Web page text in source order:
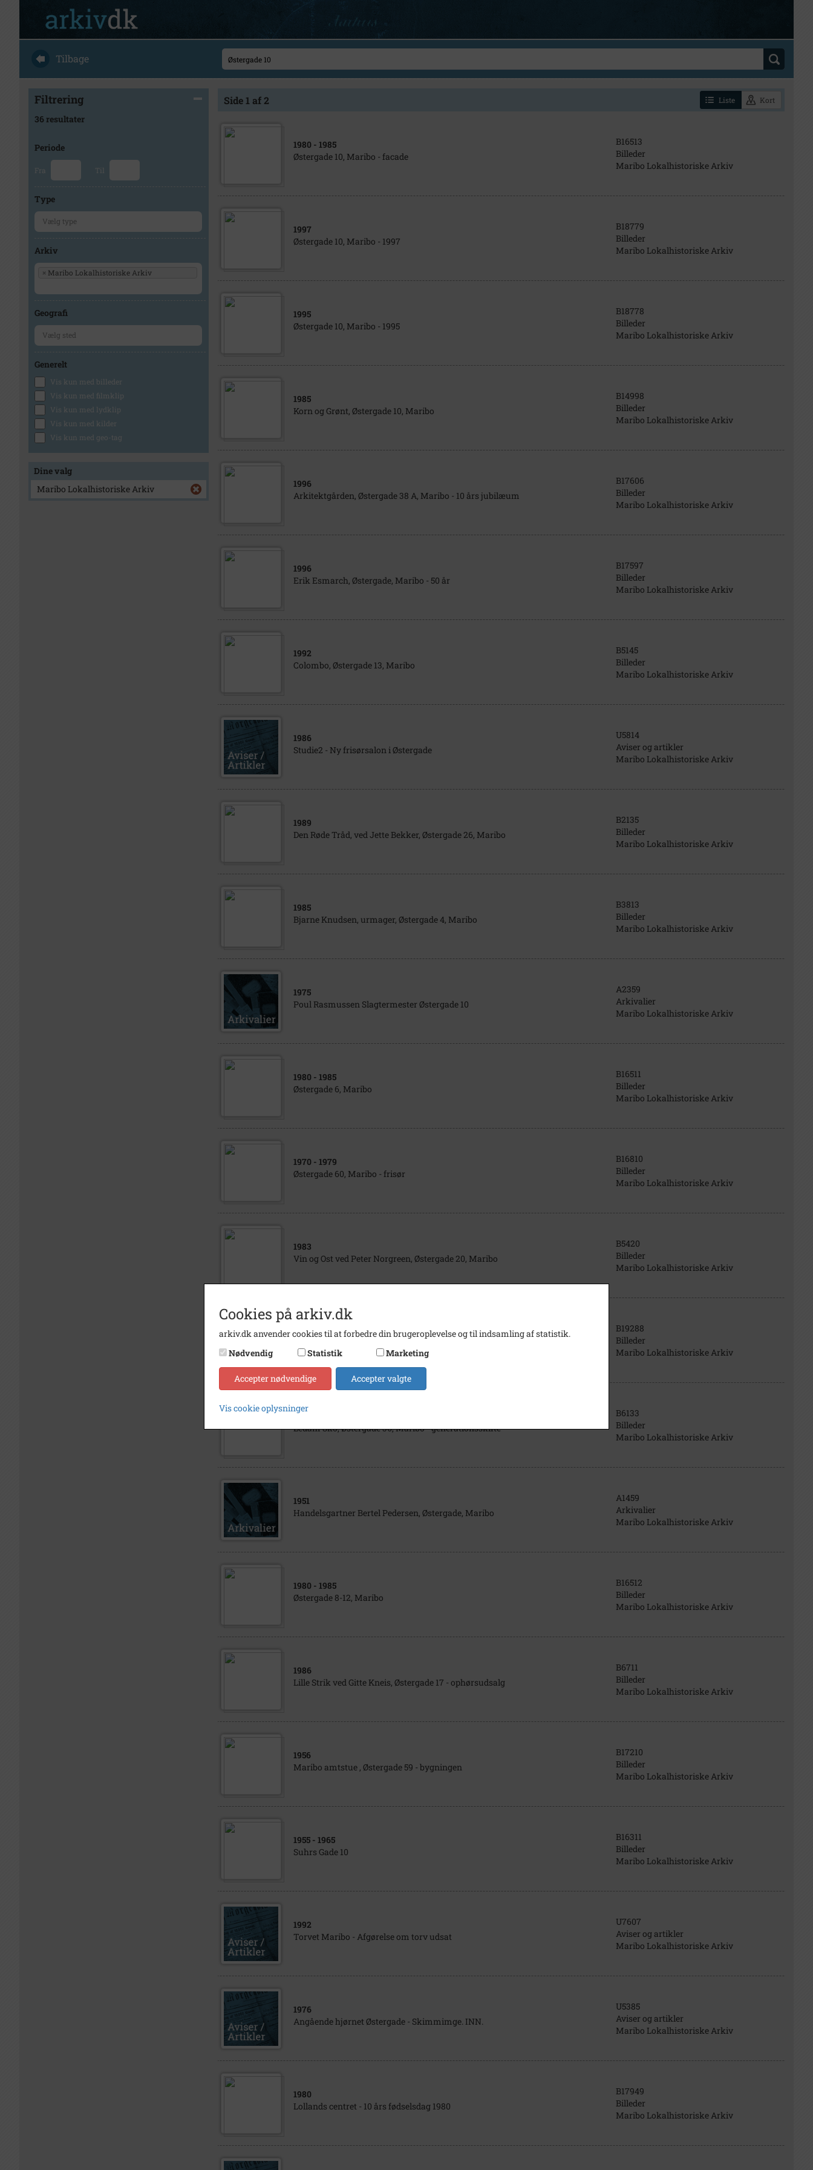
Tilbage
Filtrering
36 resultater
Periode
Fra Til
Type
Arkiv
× Maribo Lokalhistoriske Arkiv
Geografi
Generelt
Vis kun med billeder
Vis kun med filmklip
Vis kun med lydklip
Vis kun med kilder
Vis kun med geo-tag
Dine valg
Maribo Lokalhistoriske Arkiv
Side 1 af 2 Liste Kort
1980 - 1985
Østergade 10, Maribo - facade
B16513
Billeder
Maribo Lokalhistoriske Arkiv
1997
Østergade 10, Maribo - 1997
B18779
Billeder
Maribo Lokalhistoriske Arkiv
1995
Østergade 10, Maribo - 1995
B18778
Billeder
Maribo Lokalhistoriske Arkiv
1985
Korn og Grønt, Østergade 10, Maribo
B14998
Billeder
Maribo Lokalhistoriske Arkiv
1996
Arkitektgården, Østergade 38 A, Maribo - 10 års jubilæum
B17606
Billeder
Maribo Lokalhistoriske Arkiv
1996
Erik Esmarch, Østergade, Maribo - 50 år
B17597
Billeder
Maribo Lokalhistoriske Arkiv
1992
Colombo, Østergade 13, Maribo
B5145
Billeder
Maribo Lokalhistoriske Arkiv
1986
Studie2 - Ny frisørsalon i Østergade
U5814
Aviser og artikler
Maribo Lokalhistoriske Arkiv
1989
Den Røde Tråd, ved Jette Bekker, Østergade 26, Maribo
B2135
Billeder
Maribo Lokalhistoriske Arkiv
1985
Bjarne Knudsen, urmager, Østergade 4, Maribo
B3813
Billeder
Maribo Lokalhistoriske Arkiv
1975
Poul Rasmussen Slagtermester Østergade 10
A2359
Arkivalier
Maribo Lokalhistoriske Arkiv
1980 - 1985
Østergade 6, Maribo
B16511
Billeder
Maribo Lokalhistoriske Arkiv
1970 - 1979
Østergade 60, Maribo - frisør
B16810
Billeder
Maribo Lokalhistoriske Arkiv
1983
Vin og Ost ved Peter Norgreen, Østergade 20, Maribo
B5420
Billeder
Maribo Lokalhistoriske Arkiv
1920
B19288
Billeder
Maribo Lokalhistoriske Arkiv
1994
Ledam Sko, Østergade 36, Maribo - generationsskifte
B6133
Billeder
Maribo Lokalhistoriske Arkiv
1951
Handelsgartner Bertel Pedersen, Østergade, Maribo
A1459
Arkivalier
Maribo Lokalhistoriske Arkiv
1980 - 1985
Østergade 8-12, Maribo
B16512
Billeder
Maribo Lokalhistoriske Arkiv
1986
Lille Strik ved Gitte Kneis, Østergade 17 - ophørsudsalg
B6711
Billeder
Maribo Lokalhistoriske Arkiv
1956
Maribo amtstue , Østergade 59 - bygningen
B17210
Billeder
Maribo Lokalhistoriske Arkiv
1955 - 1965
Suhrs Gade 10
B16311
Billeder
Maribo Lokalhistoriske Arkiv
1992
Torvet Maribo - Afgørelse om torv udsat
U7607
Aviser og artikler
Maribo Lokalhistoriske Arkiv
1976
Angående hjørnet Østergade - Skimmimge. INN.
U5385
Aviser og artikler
Maribo Lokalhistoriske Arkiv
1980
Lollands centret - 10 års fødselsdag 1980
B17949
Billeder
Maribo Lokalhistoriske Arkiv
Cookies på arkiv.dk
arkiv.dk anvender cookies til at forbedre din brugeroplevelse og til indsamling af statistik.
Nødvendig
Statistik Marketing
Accepter nødvendige Accepter valgte
Vis cookie oplysninger